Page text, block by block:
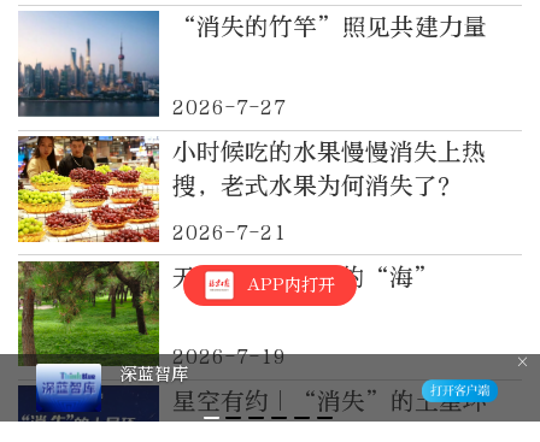
“消失的竹竿”照见共建力量
2026-7-27
小时候吃的水果慢慢消失上热
搜，老式水果为何消失了？
2026-7-21
天坛里消失殆尽的“海”
2026-7-19
星空有约｜“消失”的土星环
APP内打开
深蓝智库